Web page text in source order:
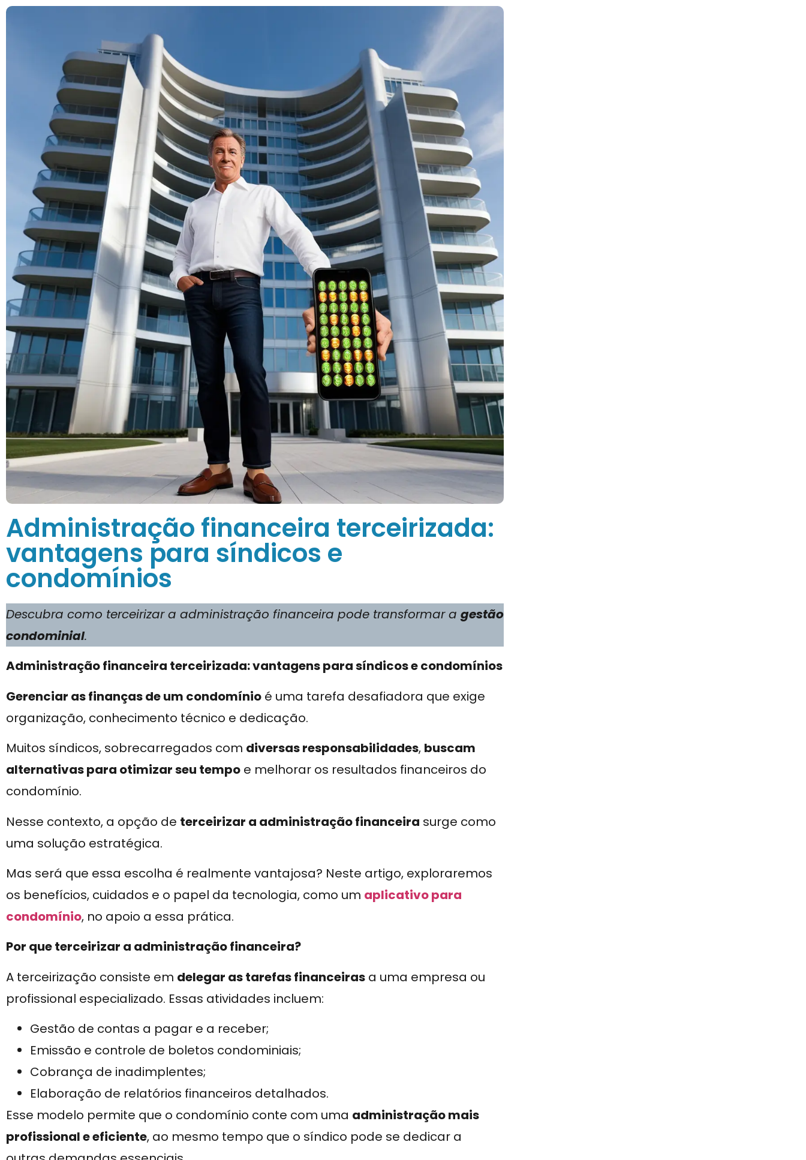
Administração financeira terceirizada:
vantagens para síndicos e
condomínios
Descubra como terceirizar a administração financeira pode transformar a gestão
condominial.
Administração financeira terceirizada: vantagens para síndicos e condomínios
Gerenciar as finanças de um condomínio é uma tarefa desafiadora que exige
organização, conhecimento técnico e dedicação.
Muitos síndicos, sobrecarregados com diversas responsabilidades, buscam
alternativas para otimizar seu tempo e melhorar os resultados financeiros do
condomínio.
Nesse contexto, a opção de terceirizar a administração financeira surge como
uma solução estratégica.
Mas será que essa escolha é realmente vantajosa? Neste artigo, exploraremos
os benefícios, cuidados e o papel da tecnologia, como um aplicativo para
condomínio, no apoio a essa prática.
Por que terceirizar a administração financeira?
A terceirização consiste em delegar as tarefas financeiras a uma empresa ou
profissional especializado. Essas atividades incluem:
Gestão de contas a pagar e a receber;
Emissão e controle de boletos condominiais;
Cobrança de inadimplentes;
Elaboração de relatórios financeiros detalhados.
Esse modelo permite que o condomínio conte com uma administração mais
profissional e eficiente, ao mesmo tempo que o síndico pode se dedicar a